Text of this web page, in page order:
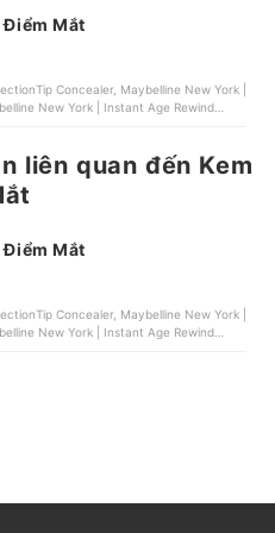
Điểm Mắt
Concealer, Maybelline New York |
New York | Instant Age Rewind
liên quan đến Kem
Điểm Mắt
Concealer, Maybelline New York |
New York | Instant Age Rewind